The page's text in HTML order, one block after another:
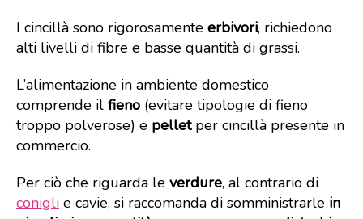
I cincillà sono rigorosamente erbivori, richiedono
alti livelli di fibre e basse quantità di grassi.
L’alimentazione in ambiente domestico
comprende il fieno (evitare tipologie di fieno
troppo polverose) e pelletper cincillà presente in
commercio.
Per ciò che riguarda le verdure, al contrario di
conigli e cavie, si raccomanda di somministrarle in